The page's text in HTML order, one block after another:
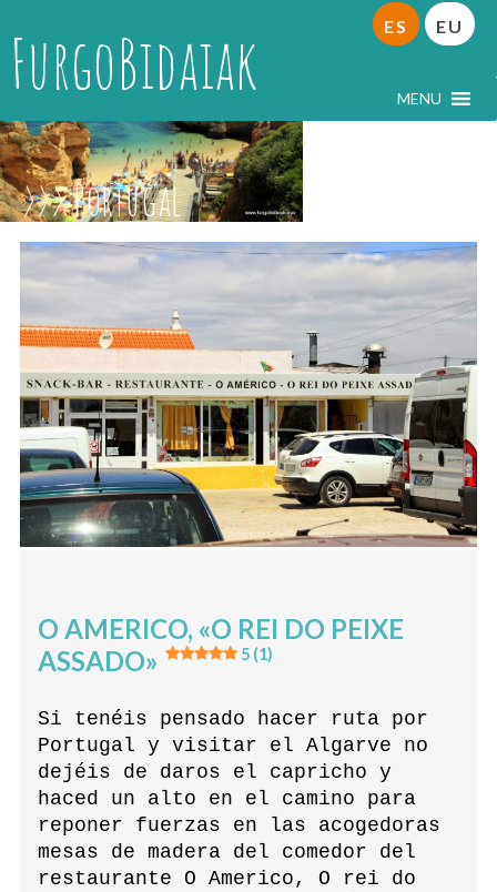
FurgoBidaiak MENU
ES EU
Portugal
O AMERICO, «O REI DO PEIXE
ASSADO»
5 (1)
Si tenéis pensado hacer ruta por
Portugal y visitar el Algarve no
dejéis de daros el capricho y
haced un alto en el camino para
reponer fuerzas en las acogedoras
mesas de madera del comedor del
restaurante O Americo, O rei do